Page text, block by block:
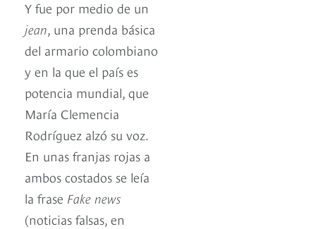
Y fue por medio de un
jean, una prenda básica
del armario colombiano
y en la que el país es
potencia mundial, que
María Clemencia
Rodríguez alzó su voz.
En unas franjas rojas a
ambos costados se leía
la frase Fake news
(noticias falsas, en